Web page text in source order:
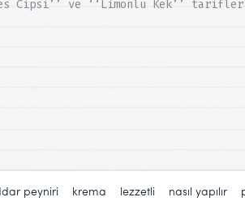
Cipsi’’ ve ‘‘Limonlu Kek’’
peyniri krema lezzetli nasıl yapılır